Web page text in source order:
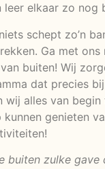
leer elkaar zo nog
schept zo’n
Ga met ons
buiten! Wij
dat precies
wij alles van begin
genieten
buiten zulke gave